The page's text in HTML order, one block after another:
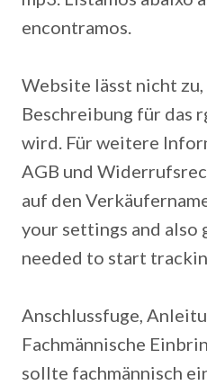
encontramos.
Website lässt nicht zu,
Beschreibung für das
wird. Für weitere
AGB und
auf den
your settings and also
needed to start
Anschlussfuge,
Fachmännische
sollte fachmännisch